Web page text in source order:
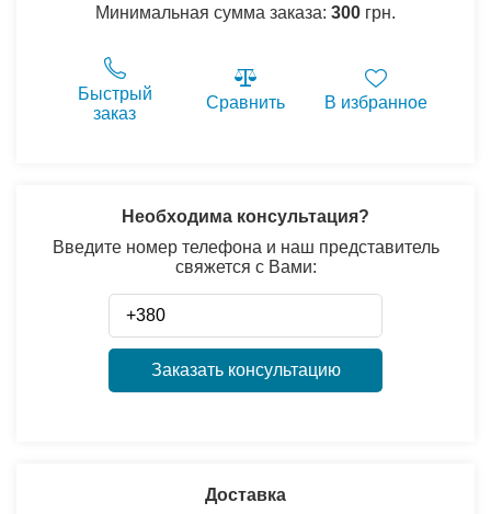
Минимальная сумма заказа: 300 грн.
Быстрый
заказ
Сравнить В избранное
Необходима консультация?
Введите номер телефона и наш представитель
свяжется с Вами:
Заказать консультацию
Доставка